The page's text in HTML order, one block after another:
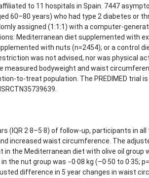
to 11 hospitals in Spain. 7447
60–80 years) who had type 2 diabetes or
assigned (1:1:1) with a computer-
Mediterranean diet supplemented with
with nuts (n=2454); or a control
was not advised, nor was physical
measured bodyweight and waist
to-treat population. The PREDIMED trial
(IQR 2·8–5·8) of follow-up, participants in
increased waist circumference. The
the Mediterranean diet with olive oil group
in the nut group was −0·08 kg (–0·50 to 0·35;
difference in 5 year changes in waist